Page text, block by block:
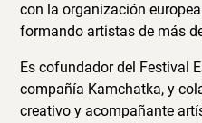
con la organización
formando artistas de más
Es cofundador del Festival
compañía Kamchatka, y
creativo y acompañante